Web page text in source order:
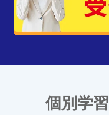
個別学